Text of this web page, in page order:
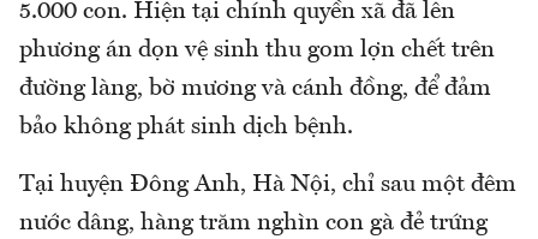
5.000 con. Hiện tại chính quyền xã đã lên
phương án dọn vệ sinh thu gom lợn chết trên
đường làng, bờ mương và cánh đồng, để đảm
bảo không phát sinh dịch bệnh.
Tại huyện Đông Anh, Hà Nội, chỉ sau một đêm
nước dâng, hàng trăm nghìn con gà đẻ trứng